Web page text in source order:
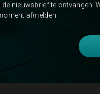
nieuwsbrief te ontvangen.
afmelden.